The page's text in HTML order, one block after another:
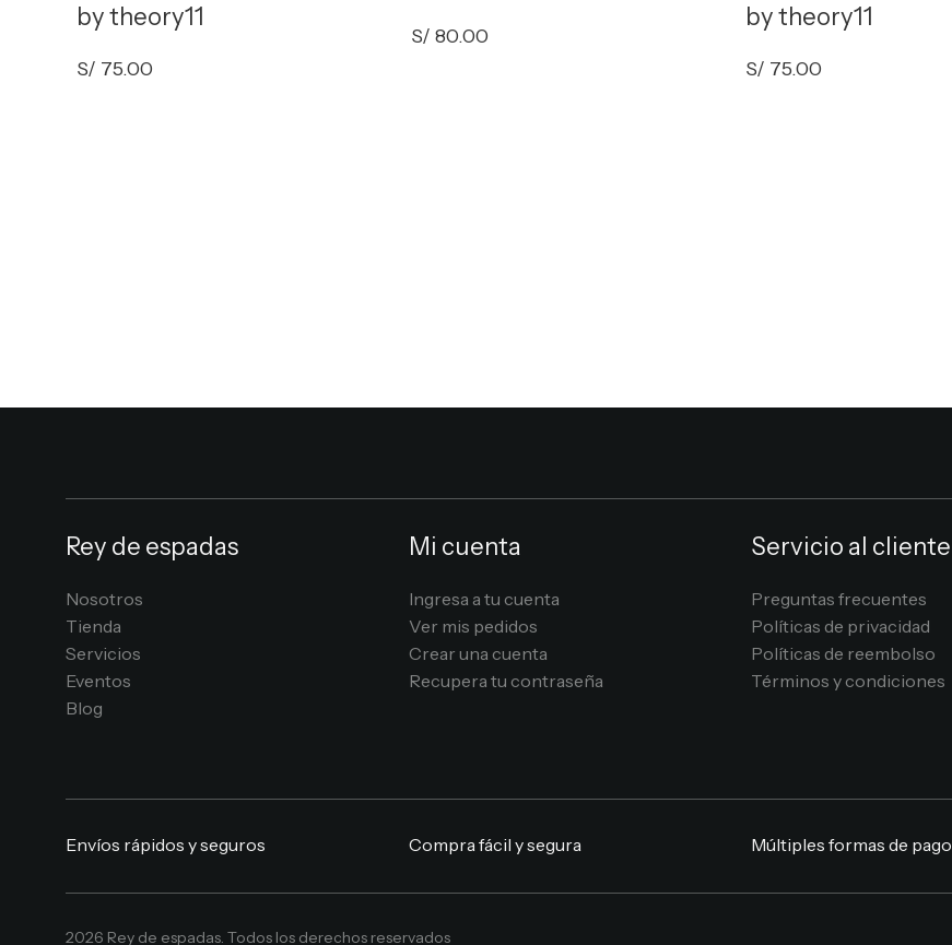
by theory11
S/ 75.00
S/ 80.00
by theory11
S/ 75.00
Rey de espadas
Nosotros
Tienda
Servicios
Eventos
Blog
Mi cuenta
Ingresa a tu cuenta
Ver mis pedidos
Crear una cuenta
Recupera tu contraseña
Servicio al cliente
Preguntas frecuentes
Políticas de privacidad
Políticas de reembolso
Términos y condiciones
Envíos rápidos y seguros Compra fácil y segura Múltiples formas de pago
2026 Rey de espadas. Todos los derechos reservados